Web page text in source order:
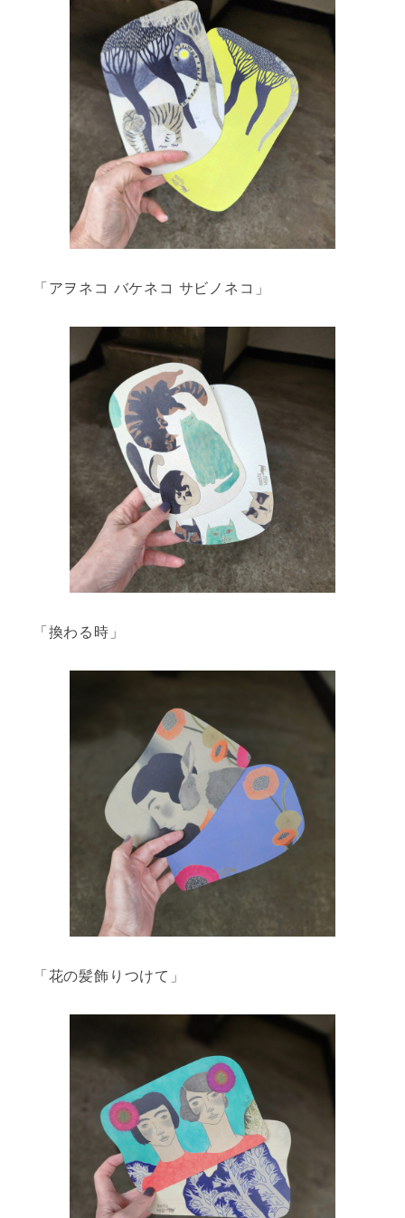
「アヲネコ バケネコ サビノネコ」
「換わる時」
「花の髪飾りつけて」